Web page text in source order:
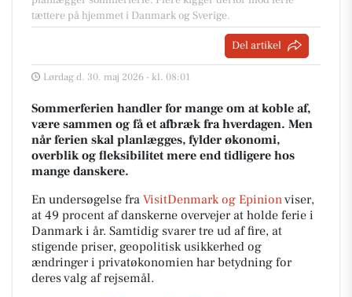
tættere på hjemmet i Danmark og Sverige.
Del artikel
Lørdag d. 30. maj 2026 - kl. 08:01
Sommerferien handler for mange om at koble af,
være sammen og få et afbræk fra hverdagen. Men
når ferien skal planlægges, fylder økonomi,
overblik og fleksibilitet mere end tidligere hos
mange danskere.
En undersøgelse fra VisitDenmark og Epinionviser,
at 49 procent af danskerne overvejer at holde ferie i
Danmark i år. Samtidig svarer tre ud af fire, at
stigende priser, geopolitisk usikkerhed og
ændringer i privatøkonomien har betydning for
deres valg af rejsemål.